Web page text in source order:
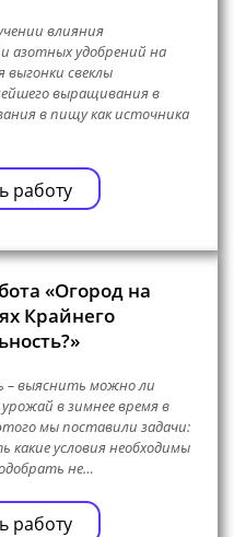
влияния
азотных удобрений на
свеклы
выращивания в
в пищу как источника
работу
«Огород на
Крайнего
– выяснить можно ли
в зимнее время в
мы поставили задачи:
условия необходимы
не…
работу